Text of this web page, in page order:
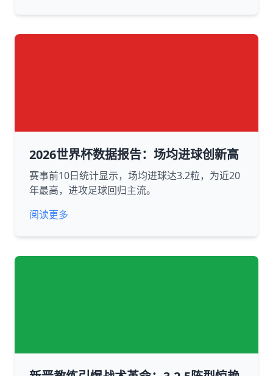
2026世界杯数据报告：场均进球创新高
赛事前10日统计显示，场均进球达3.2粒，为近20
年最高，进攻足球回归主流。
阅读更多